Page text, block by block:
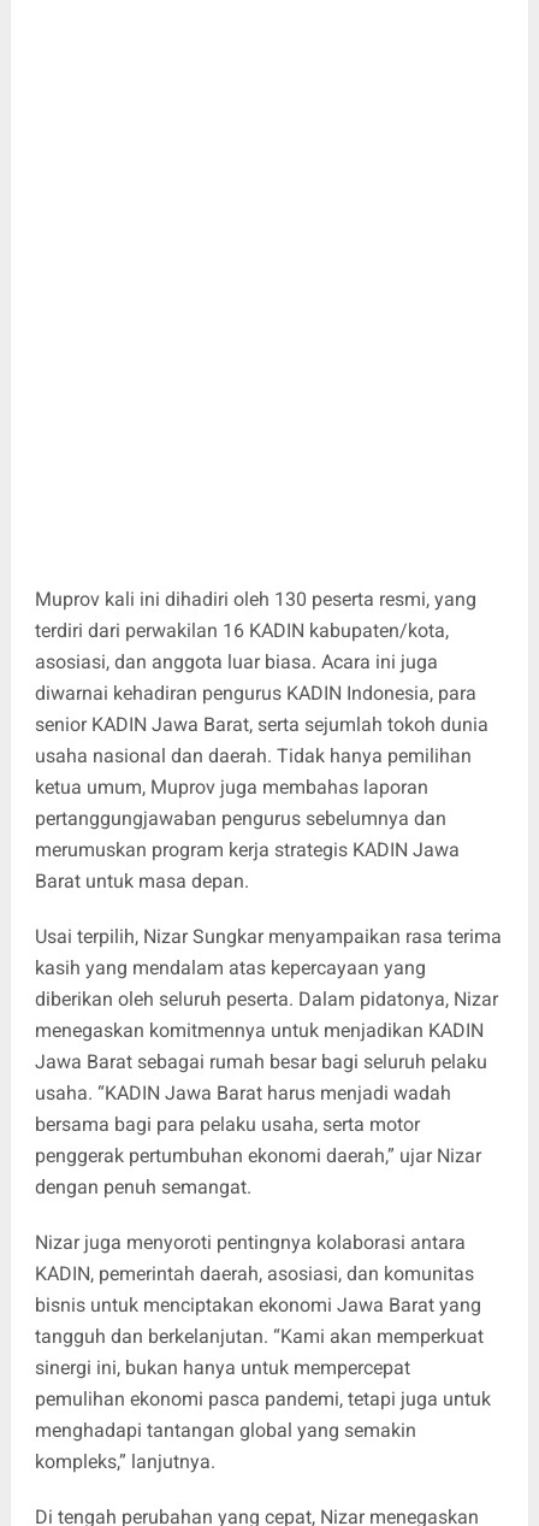
Muprov kali ini dihadiri oleh 130 peserta resmi, yang
terdiri dari perwakilan 16 KADIN kabupaten/kota,
asosiasi, dan anggota luar biasa. Acara ini juga
diwarnai kehadiran pengurus KADIN Indonesia, para
senior KADIN Jawa Barat, serta sejumlah tokoh dunia
usaha nasional dan daerah. Tidak hanya pemilihan
ketua umum, Muprov juga membahas laporan
pertanggungjawaban pengurus sebelumnya dan
merumuskan program kerja strategis KADIN Jawa
Barat untuk masa depan.
Usai terpilih, Nizar Sungkar menyampaikan rasa terima
kasih yang mendalam atas kepercayaan yang
diberikan oleh seluruh peserta. Dalam pidatonya, Nizar
menegaskan komitmennya untuk menjadikan KADIN
Jawa Barat sebagai rumah besar bagi seluruh pelaku
usaha. “KADIN Jawa Barat harus menjadi wadah
bersama bagi para pelaku usaha, serta motor
penggerak pertumbuhan ekonomi daerah,” ujar Nizar
dengan penuh semangat.
Nizar juga menyoroti pentingnya kolaborasi antara
KADIN, pemerintah daerah, asosiasi, dan komunitas
bisnis untuk menciptakan ekonomi Jawa Barat yang
tangguh dan berkelanjutan. “Kami akan memperkuat
sinergi ini, bukan hanya untuk mempercepat
pemulihan ekonomi pasca pandemi, tetapi juga untuk
menghadapi tantangan global yang semakin
kompleks,” lanjutnya.
Di tengah perubahan yang cepat, Nizar menegaskan